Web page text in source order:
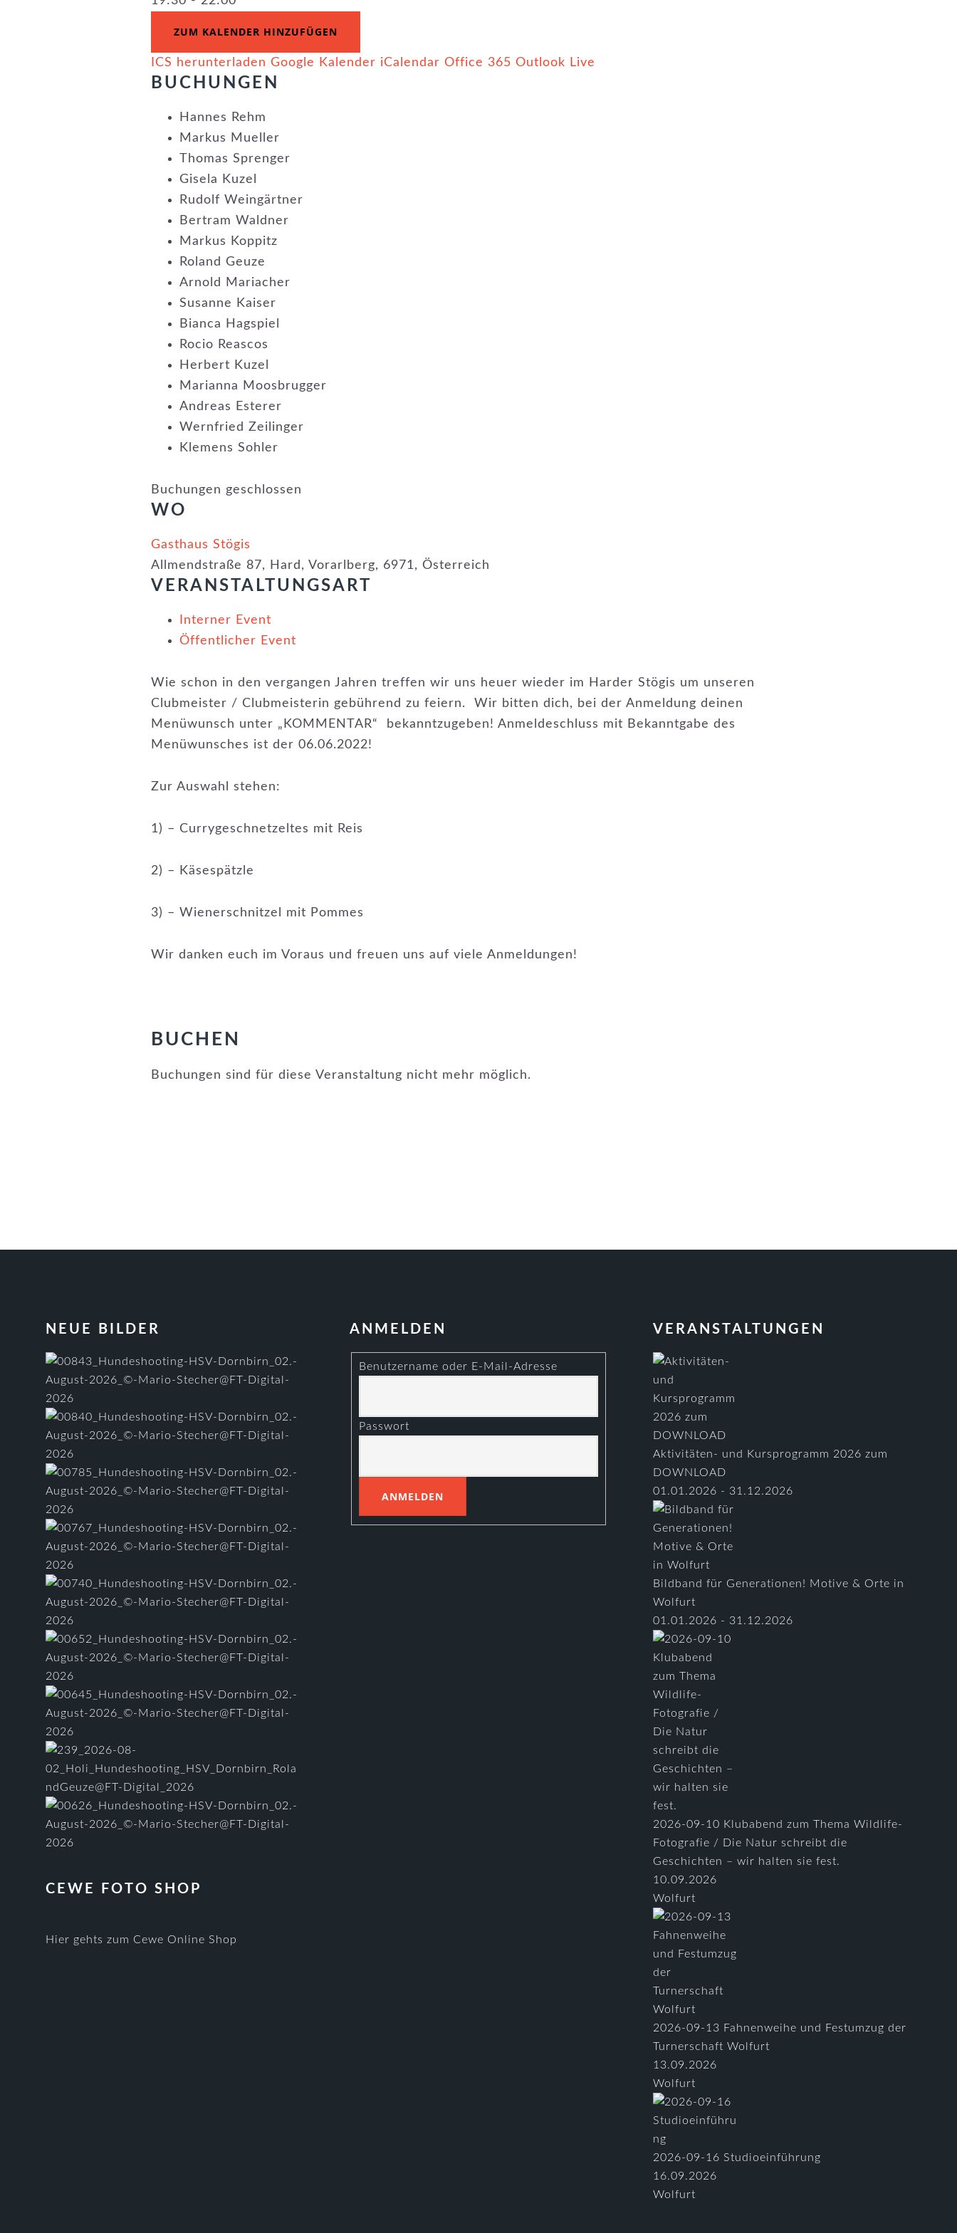
ZUM KALENDER HINZUFÜGEN
ICS herunterladen Google Kalender iCalendar Office 365 Outlook Live
BUCHUNGEN
Hannes Rehm
Markus Mueller
Thomas Sprenger
Gisela Kuzel
Rudolf Weingärtner
Bertram Waldner
Markus Koppitz
Roland Geuze
Arnold Mariacher
Susanne Kaiser
Bianca Hagspiel
Rocio Reascos
Herbert Kuzel
Marianna Moosbrugger
Andreas Esterer
Wernfried Zeilinger
Klemens Sohler
Buchungen geschlossen
WO
Gasthaus Stögis
Allmendstraße 87, Hard, Vorarlberg, 6971, Österreich
VERANSTALTUNGSART
Interner Event
Öffentlicher Event
Wie schon in den vergangen Jahren treffen wir uns heuer wieder im Harder Stögis um unseren
Clubmeister / Clubmeisterin gebührend zu feiern. Wir bitten dich, bei der Anmeldung deinen
Menüwunsch unter „KOMMENTAR“ bekanntzugeben! Anmeldeschluss mit Bekanntgabe des
Menüwunsches ist der 06.06.2022!
Zur Auswahl stehen:
1) – Currygeschnetzeltes mit Reis
2) – Käsespätzle
3) – Wienerschnitzel mit Pommes
Wir danken euch im Voraus und freuen uns auf viele Anmeldungen!
BUCHEN
Buchungen sind für diese Veranstaltung nicht mehr möglich.
FOOTER
NEUE BILDER
CEWE FOTO SHOP
Hier gehts zum Cewe Online Shop
ANMELDEN
Benutzername oder E-Mail-Adresse
Passwort
VERANSTALTUNGEN
Aktivitäten- und Kursprogramm 2026 zum
DOWNLOAD
01.01.2026 - 31.12.2026
Bildband für Generationen! Motive & Orte in
Wolfurt
01.01.2026 - 31.12.2026
2026-09-10 Klubabend zum Thema Wildlife-
Fotografie / Die Natur schreibt die
Geschichten – wir halten sie fest.
10.09.2026
Wolfurt
2026-09-13 Fahnenweihe und Festumzug der
Turnerschaft Wolfurt
13.09.2026
Wolfurt
2026-09-16 Studioeinführung
16.09.2026
Wolfurt